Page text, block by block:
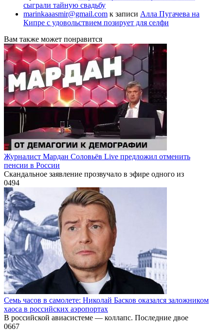
сыграли тайную свадьбу
marinkaaasmir@gmail.com к записи Алла Пугачева на
Кипре с удовольствием позирует для селфи
Вам также может понравится
Журналист Мардан Соловьёв Live предложил отменить
пенсии в России
Скандальное заявление прозвучало в эфире одного из
0494
Семь часов в самолете: Николай Басков оказался заложником
хаоса в российских аэропортах
В российской авиасистеме — коллапс. Последние двое
0667